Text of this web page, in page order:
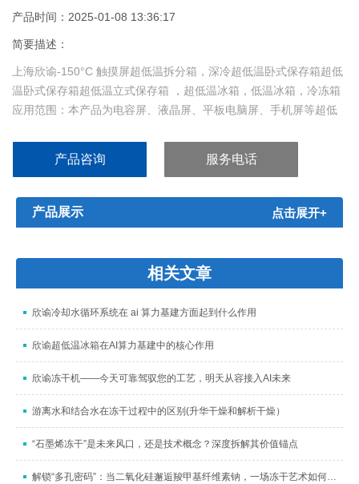
产品时间：2025-01-08 13:36:17
简要描述：
上海欣谕-150°C 触摸屏超低温拆分箱，深冷超低温卧式保存箱超低
温卧式保存箱超低温立式保存箱 ，超低温冰箱，低温冰箱，冷冻箱
应用范围：本产品为电容屏、液晶屏、平板电脑屏、手机屏等超低
产品咨询 服务电话
产品展示 点击展开+
相关文章
欣谕冷却水循环系统在 ai 算力基建方面起到什么作用
欣谕超低温冰箱在AI算力基建中的核心作用
欣谕冻干机——今天可靠驾驭您的工艺，明天从容接入AI未来
游离水和结合水在冻干过程中的区别(升华干燥和解析干燥）
“石墨烯冻干”是未来风口，还是技术概念？深度拆解其价值锚点
解锁“多孔密码”：当二氧化硅邂逅羧甲基纤维素钠，一场冻干艺术如何织就纳米“海绵梦”